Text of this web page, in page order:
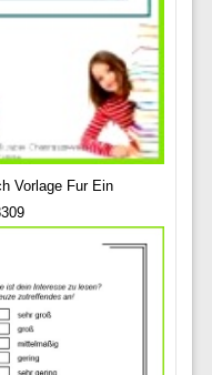
Vorlage Fur Ein